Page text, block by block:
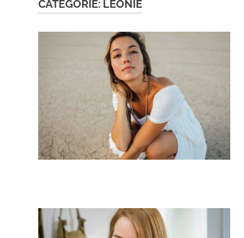
CATEGORIE: LEONIE